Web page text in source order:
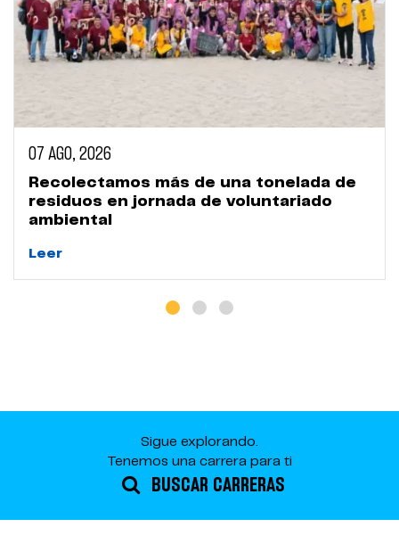
07 AGO, 2026
Recolectamos más de una tonelada de
residuos en jornada de voluntariado
ambiental
Leer
Sigue explorando.
Tenemos una carrera para ti
BUSCAR CARRERAS